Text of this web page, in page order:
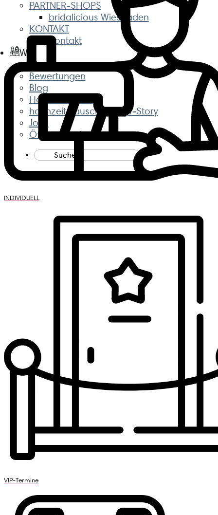
PARTNER-SHOPS
bridalicious Wiesbaden
KONTAKT
Kontakt
Wir
About us
Bewertungen
Blog
Hochzeitshaus
hochzeitsrausch Erfolgs-Story
Jobs
Öffnungszeiten
Suche
nach:
INDIVIDUELL
VIP-Termine